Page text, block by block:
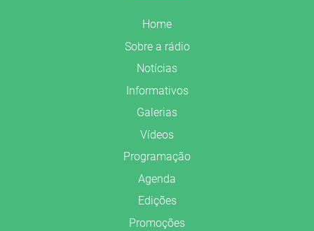
Home
Sobre a rádio
Notícias
Informativos
Galerias
Vídeos
Programação
Agenda
Edições
Promoções